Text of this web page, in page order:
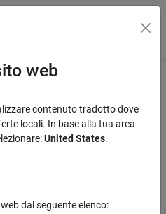
di navigazione
web
contenuto tradotto dove
locali. In base alla tua area
United States.
dal seguente elenco: